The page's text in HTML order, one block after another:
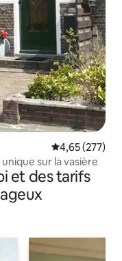
Évaluation
4,65 (277)
sur la vasière
et des tarifs